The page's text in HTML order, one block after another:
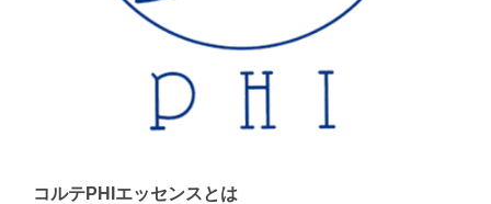
コルテPHIエッセンスとは